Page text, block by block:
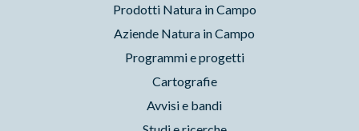
Prodotti Natura in Campo
Aziende Natura in Campo
Programmi e progetti
Cartografie
Avvisi e bandi